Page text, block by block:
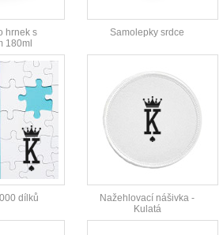
hrnek s
180ml
Samolepky srdce
dílků
Nažehlovací nášivka -
Kulatá